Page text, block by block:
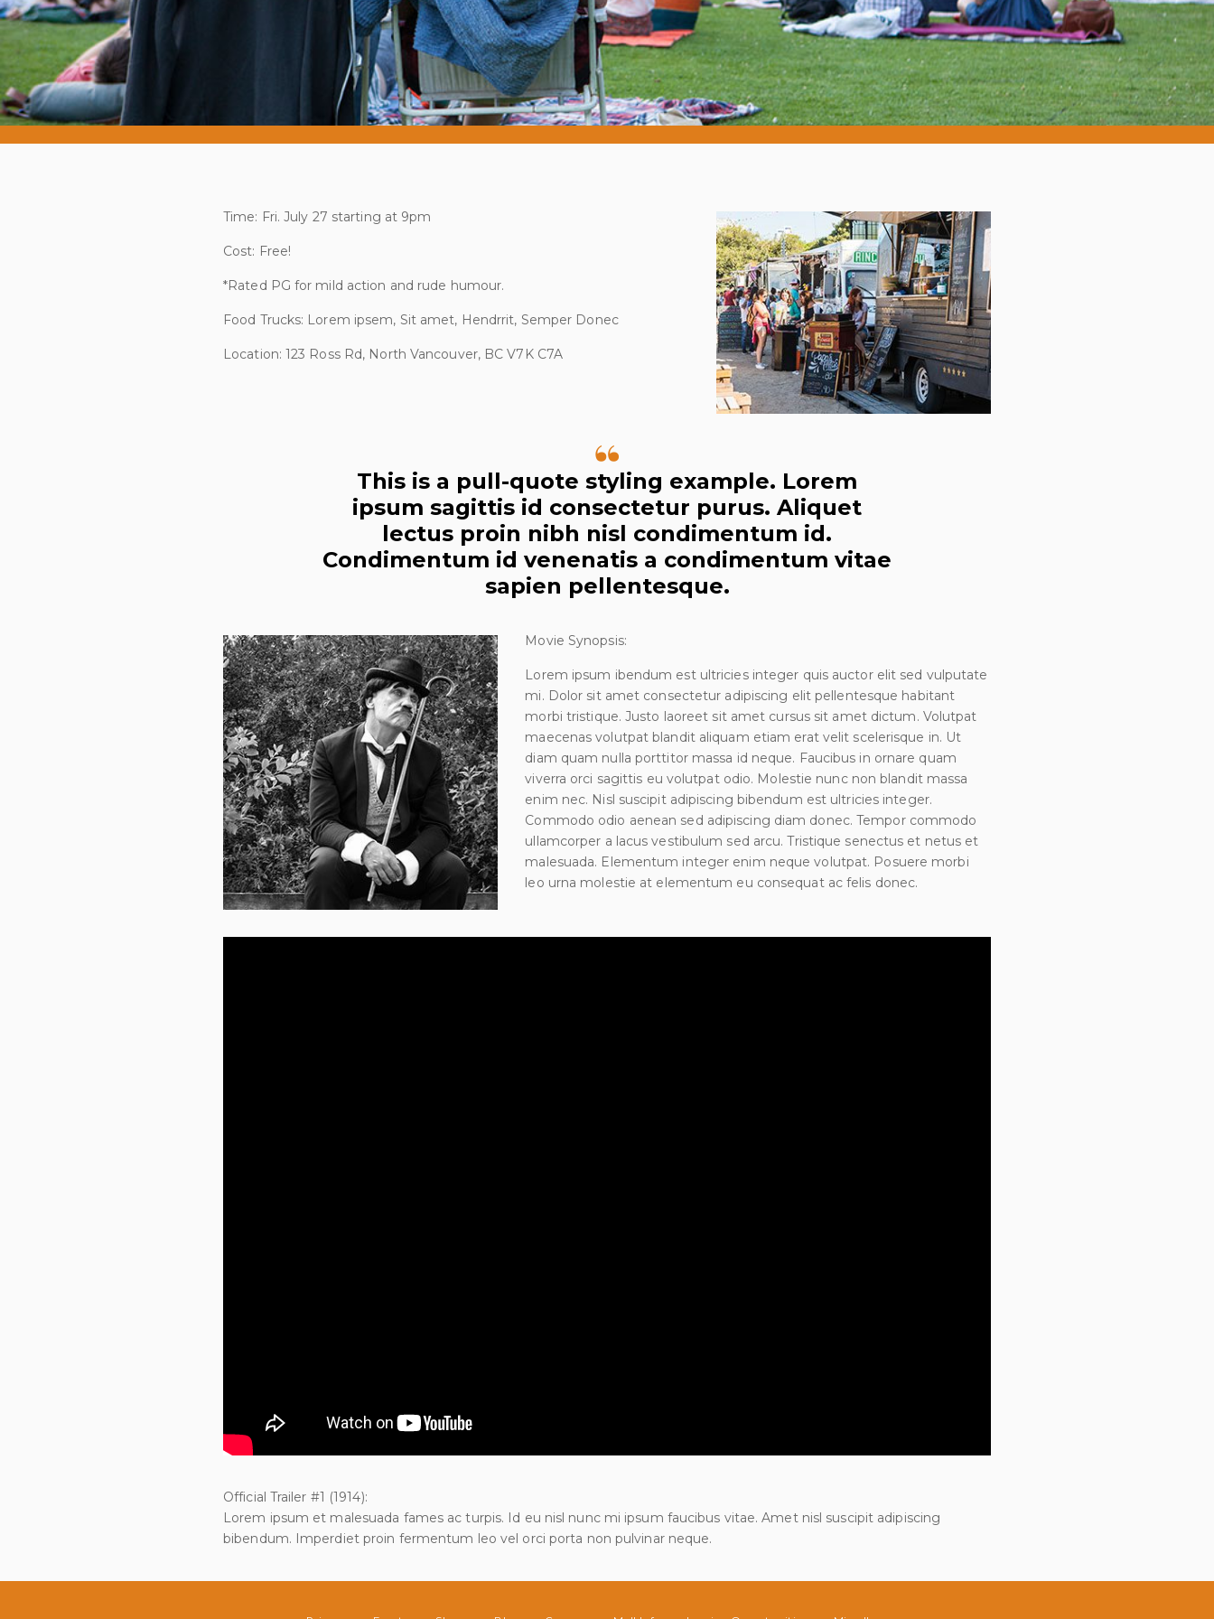
Time: Fri. July 27 starting at 9pm
Cost: Free!
*Rated PG for mild action and rude humour.
Food Trucks: Lorem ipsem, Sit amet, Hendrrit, Semper Donec
Location: 123 Ross Rd, North Vancouver, BC V7K C7A
This is a pull-quote styling example. Lorem
ipsum sagittis id consectetur purus. Aliquet
lectus proin nibh nisl condimentum id.
Condimentum id venenatis a condimentum vitae
sapien pellentesque.
Movie Synopsis:
Lorem ipsum ibendum est ultricies integer quis auctor elit sed vulputate
mi. Dolor sit amet consectetur adipiscing elit pellentesque habitant
morbi tristique. Justo laoreet sit amet cursus sit amet dictum. Volutpat
maecenas volutpat blandit aliquam etiam erat velit scelerisque in. Ut
diam quam nulla porttitor massa id neque. Faucibus in ornare quam
viverra orci sagittis eu volutpat odio. Molestie nunc non blandit massa
enim nec. Nisl suscipit adipiscing bibendum est ultricies integer.
Commodo odio aenean sed adipiscing diam donec. Tempor commodo
ullamcorper a lacus vestibulum sed arcu. Tristique senectus et netus et
malesuada. Elementum integer enim neque volutpat. Posuere morbi
leo urna molestie at elementum eu consequat ac felis donec.
Official Trailer #1 (1914):
Lorem ipsum et malesuada fames ac turpis. Id eu nisl nunc mi ipsum faucibus vitae. Amet nisl suscipit adipiscing
bibendum. Imperdiet proin fermentum leo vel orci porta non pulvinar neque.